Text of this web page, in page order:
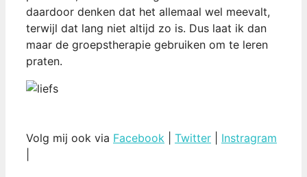
daardoor denken dat het allemaal wel meevalt,
terwijl dat lang niet altijd zo is. Dus laat ik dan
maar de groepstherapie gebruiken om te leren
praten.
Volg mij ook via Facebook Twitter
Instragram